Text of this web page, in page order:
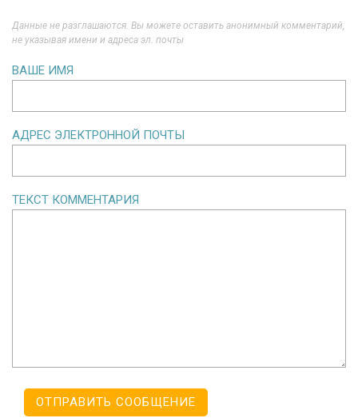
Данные не разглашаются. Вы можете оставить анонимный комментарий,
не указывая имени и адреса эл. почты
ВАШЕ ИМЯ
АДРЕС ЭЛЕКТРОННОЙ ПОЧТЫ
ТЕКСТ КОММЕНТАРИЯ